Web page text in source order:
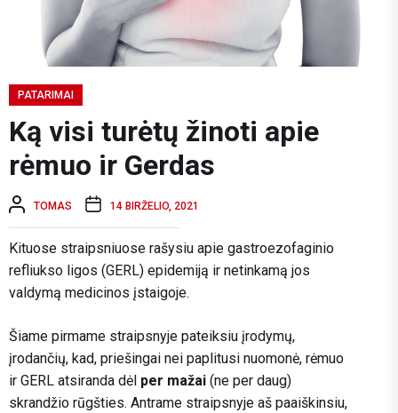
PATARIMAI
Ką visi turėtų žinoti apie
rėmuo ir Gerdas
TOMAS 14 BIRŽELIO, 2021
Kituose straipsniuose rašysiu apie gastroezofaginio
refliukso ligos (GERL) epidemiją ir netinkamą jos
valdymą medicinos įstaigoje.
Šiame pirmame straipsnyje pateiksiu įrodymų,
įrodančių, kad, priešingai nei paplitusi nuomonė, rėmuo
ir GERL atsiranda dėl per mažai (ne per daug)
skrandžio rūgšties. Antrame straipsnyje aš paaiškinsiu,